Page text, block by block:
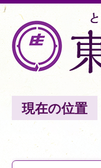
現在の位置